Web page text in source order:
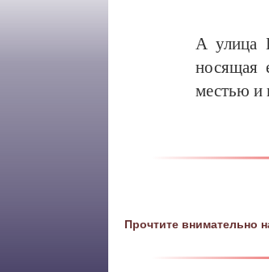
А улица
носящая
местью и
Прочтите внимательно